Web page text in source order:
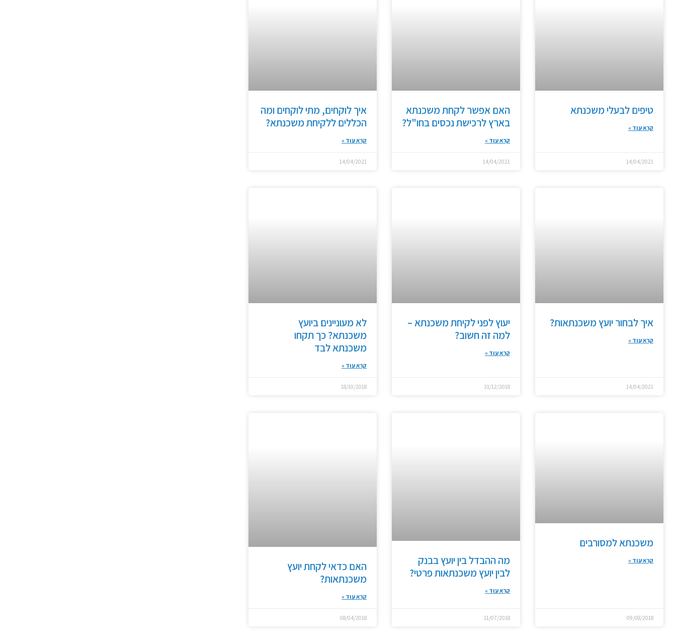
טיפים לבעלי משכנתא
קרא עוד »
14/04/2021
האם אפשר לקחת משכנתא
בארץ לרכישת נכסים בחו"ל?
קרא עוד »
14/04/2021
איך לוקחים, מתי לוקחים ומה
הכללים ללקיחת משכנתא?
קרא עוד »
14/04/2021
איך לבחור יועץ משכנתאות?
קרא עוד »
14/04/2021
יעוץ לפני לקיחת משכנתא –
למה זה חשוב?
קרא עוד »
31/12/2018
לא מעוניינים ביועץ
משכנתא? כך תקחו
משכנתא לבד
קרא עוד »
18/10/2018
משכנתא למסורבים
קרא עוד »
09/08/2018
מה ההבדל בין יועץ בבנק
לבין יועץ משכנתאות פרטי?
קרא עוד »
11/07/2018
האם כדאי לקחת יועץ
משכנתאות?
קרא עוד »
08/04/2018